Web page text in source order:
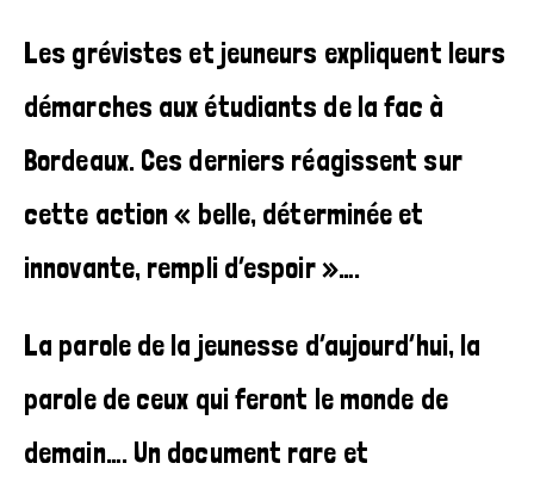
Les grévistes et jeuneurs expliquent leurs
démarches aux étudiants de la fac à
Bordeaux. Ces derniers réagissent sur
cette action « belle, déterminée et
innovante, rempli d’espoir »….
La parole de la jeunesse d’aujourd’hui, la
parole de ceux qui feront le monde de
demain…. Un document rare et